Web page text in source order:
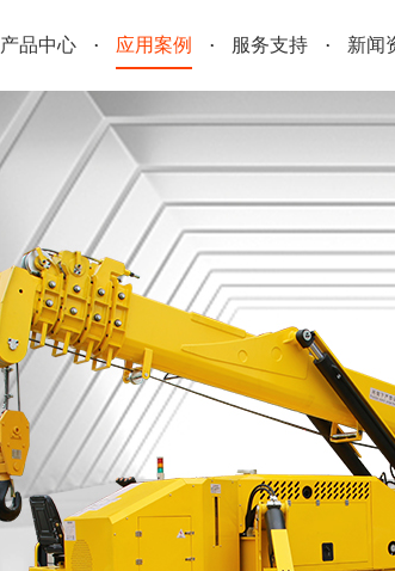
产品中心 应用案例 服务支持 新闻